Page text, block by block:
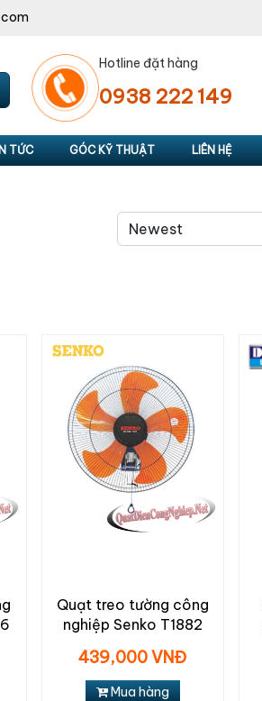
Hotline đặt hàng
0938 222 149
TỨC GÓC KỸ THUẬT LIÊN HỆ
Quạt treo tường công
nghiệp Senko T1882
439,000 VNĐ
Mua hàng